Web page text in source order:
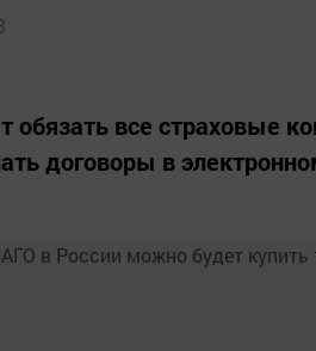
обязать все страховые
договоры в